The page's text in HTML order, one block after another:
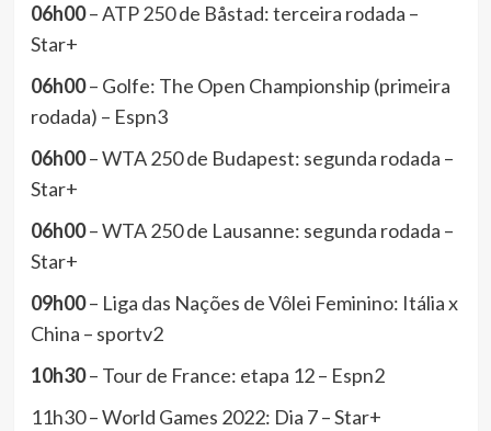
06h00– ATP 250 de Båstad: terceira rodada –
Star+
06h00– Golfe: The Open Championship (primeira
rodada) – Espn3
06h00– WTA 250 de Budapest: segunda rodada –
Star+
06h00– WTA 250 de Lausanne: segunda rodada –
Star+
09h00– Liga das Nações de Vôlei Feminino: Itália x
China – sportv2
10h30– Tour de France: etapa 12 – Espn2
11h30 – World Games 2022: Dia 7 – Star+